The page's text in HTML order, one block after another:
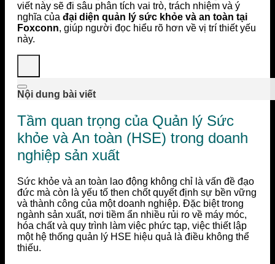
viết này sẽ đi sâu phân tích vai trò, trách nhiệm và ý
nghĩa của đại diện quản lý sức khỏe và an toàn tại
Foxconn, giúp người đọc hiểu rõ hơn về vị trí thiết yếu
này.
Nội dung bài viết
Tầm quan trọng của Quản lý Sức
khỏe và An toàn (HSE) trong doanh
nghiệp sản xuất
Sức khỏe và an toàn lao động không chỉ là vấn đề đạo
đức mà còn là yếu tố then chốt quyết định sự bền vững
và thành công của một doanh nghiệp. Đặc biệt trong
ngành sản xuất, nơi tiềm ẩn nhiều rủi ro về máy móc,
hóa chất và quy trình làm việc phức tạp, việc thiết lập
một hệ thống quản lý HSE hiệu quả là điều không thể
thiếu.